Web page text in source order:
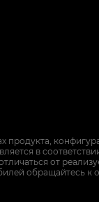
в
от
обращайтесь к